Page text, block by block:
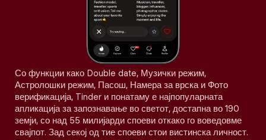
Со функции како Double date, Музички режим,
Астролошки режим, Пасош, Намера за врска и Фото
верификација, Tinder и понатаму е најпопуларната
апликација за запознавање во светот, достапна во 190
земји, со над 55 милијарди споеви откако го воведовме
свајпот. Зад секој од тие споеви стои вистинска личност.